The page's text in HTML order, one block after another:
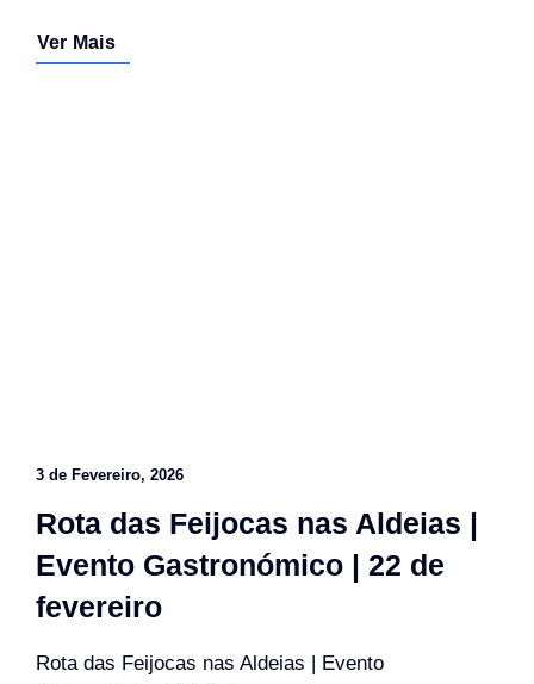
Ver Mais
3 de Fevereiro, 2026
Rota das Feijocas nas Aldeias |
Evento Gastronómico | 22 de
fevereiro
Rota das Feijocas nas Aldeias | Evento